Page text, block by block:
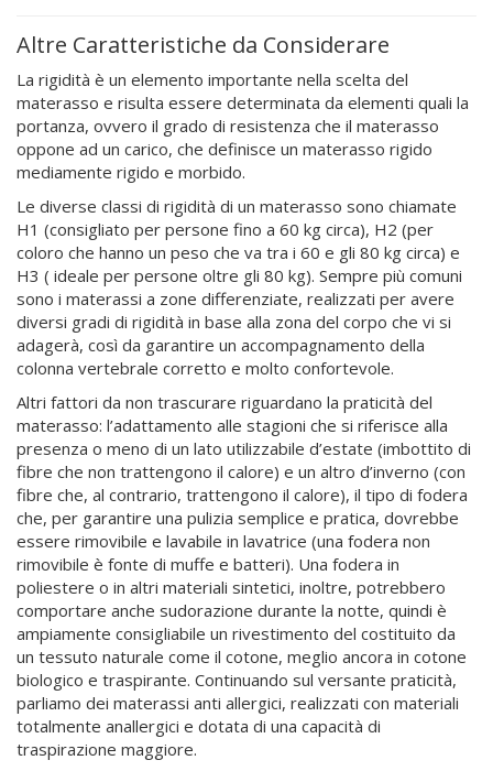
Altre Caratteristiche da Considerare
La rigidità è un elemento importante nella scelta del
materasso e risulta essere determinata da elementi quali la
portanza, ovvero il grado di resistenza che il materasso
oppone ad un carico, che definisce un materasso rigido
mediamente rigido e morbido.
Le diverse classi di rigidità di un materasso sono chiamate
H1 (consigliato per persone fino a 60 kg circa), H2 (per
coloro che hanno un peso che va tra i 60 e gli 80 kg circa) e
H3 ( ideale per persone oltre gli 80 kg). Sempre più comuni
sono i materassi a zone differenziate, realizzati per avere
diversi gradi di rigidità in base alla zona del corpo che vi si
adagerà, così da garantire un accompagnamento della
colonna vertebrale corretto e molto confortevole.
Altri fattori da non trascurare riguardano la praticità del
materasso: l’adattamento alle stagioni che si riferisce alla
presenza o meno di un lato utilizzabile d’estate (imbottito di
fibre che non trattengono il calore) e un altro d’inverno (con
fibre che, al contrario, trattengono il calore), il tipo di fodera
che, per garantire una pulizia semplice e pratica, dovrebbe
essere rimovibile e lavabile in lavatrice (una fodera non
rimovibile è fonte di muffe e batteri). Una fodera in
poliestere o in altri materiali sintetici, inoltre, potrebbero
comportare anche sudorazione durante la notte, quindi è
ampiamente consigliabile un rivestimento del costituito da
un tessuto naturale come il cotone, meglio ancora in cotone
biologico e traspirante. Continuando sul versante praticità,
parliamo dei materassi anti allergici, realizzati con materiali
totalmente anallergici e dotata di una capacità di
traspirazione maggiore.